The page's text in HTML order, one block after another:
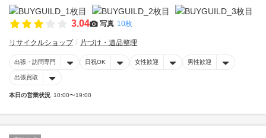
3.04 写真 10枚
リサイクルショップ 片づけ・遺品整理
出張・訪問専門 日祝OK 女性歓迎 男性歓迎
出張買取
本日の営業状況 10:00〜19:00